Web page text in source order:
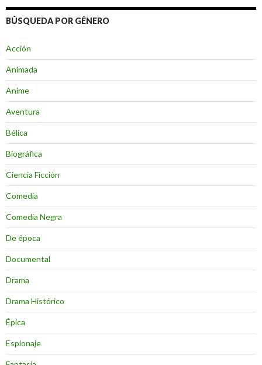
BÚSQUEDA POR GÉNERO
Acción
Animada
Anime
Aventura
Bélica
Biográfica
Ciencia Ficción
Comedia
Comedia Negra
De época
Documental
Drama
Drama Histórico
Épica
Espionaje